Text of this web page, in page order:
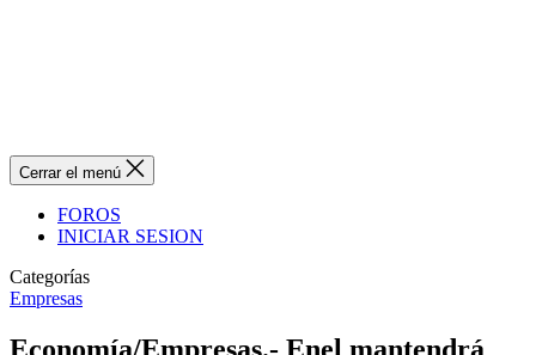
Cerrar el menú
FOROS
INICIAR SESION
Categorías
Empresas